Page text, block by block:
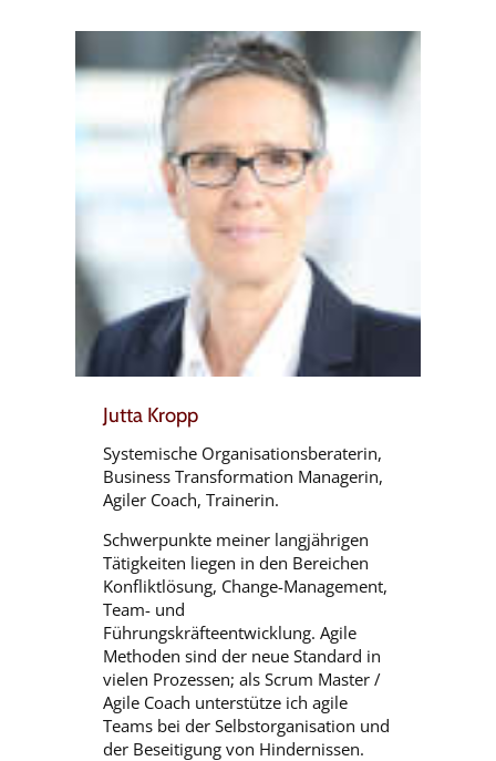
Jutta Kropp
Systemische Organisationsberaterin,
Business Transformation Managerin,
Agiler Coach, Trainerin.
Schwerpunkte meiner langjährigen
Tätigkeiten liegen in den Bereichen
Konfliktlösung, Change-Management,
Team- und
Führungskräfteentwicklung. Agile
Methoden sind der neue Standard in
vielen Prozessen; als Scrum Master /
Agile Coach unterstütze ich agile
Teams bei der Selbstorganisation und
der Beseitigung von Hindernissen.